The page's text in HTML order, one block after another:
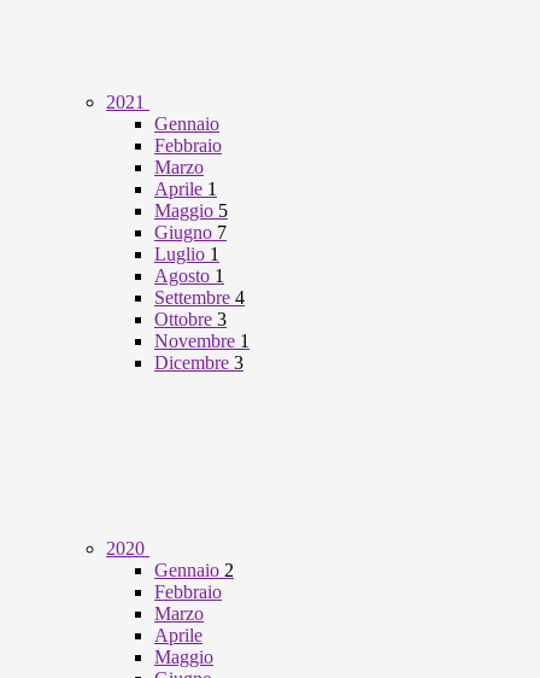
2021
Gennaio
Febbraio
Marzo
Aprile 1
Maggio 5
Giugno 7
Luglio 1
Agosto 1
Settembre 4
Ottobre 3
Novembre 1
Dicembre 3
2020
Gennaio 2
Febbraio
Marzo
Aprile
Maggio